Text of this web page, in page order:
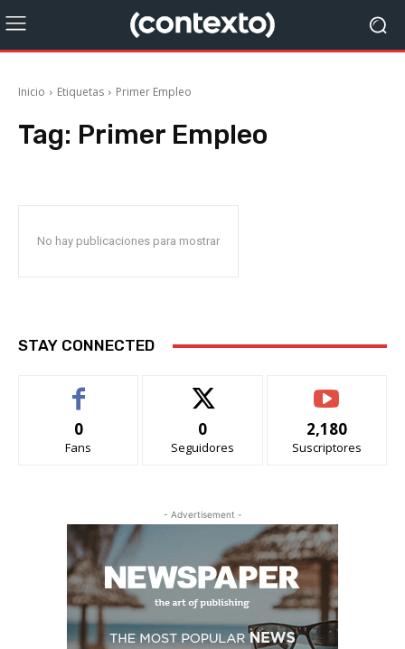
Inicio Etiquetas Primer Empleo
Tag: Primer Empleo
No hay publicaciones para mostrar
STAY CONNECTED
0
Fans
0
Seguidores
2,180
Suscriptores
- Advertisement -